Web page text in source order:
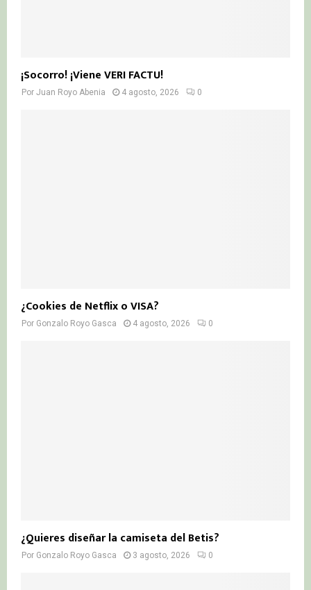
¡Socorro! ¡Viene VERI FACTU!
Por Juan Royo Abenia 4 agosto, 2026 0
¿Cookies de Netflix o VISA?
Por Gonzalo Royo Gasca 4 agosto, 2026 0
¿Quieres diseñar la camiseta del Betis?
Por Gonzalo Royo Gasca 3 agosto, 2026 0